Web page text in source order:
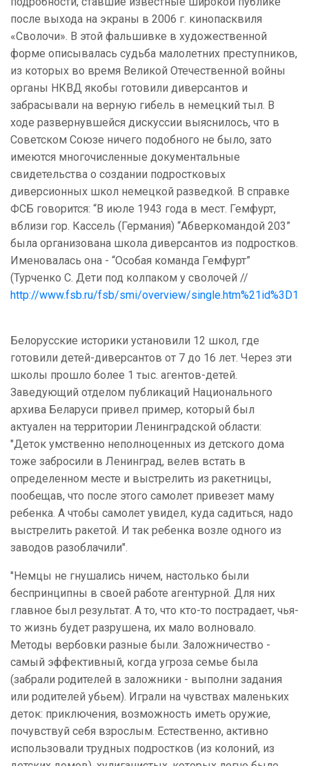
после выхода на экраны в 2006 г. кинопасквиля
«Сволочи». В этой фальшивке в художественной
форме описывалась судьба малолетних преступников,
из которых во время Великой Отечественной войны
органы НКВД якобы готовили диверсантов и
забрасывали на верную гибель в немецкий тыл. В
ходе развернувшейся дискуссии выяснилось, что в
Советском Союзе ничего подобного не было, зато
имеются многочисленные документальные
свидетельства о создании подростковых
диверсионных школ немецкой разведкой. В справке
ФСБ говорится: “В июле 1943 года в мест. Гемфурт,
вблизи гор. Кассель (Германия) “Абверкомандой 203”
была организована школа диверсантов из подростков.
Именовалась она - “Особая команда Гемфурт”
(Турченко С. Дети под колпаком у сволочей //
http://www.fsb.ru/fsb/smi/overview/
Белорусские историки установили 12 школ, где
готовили детей-диверсантов от 7 до 16 лет. Через эти
школы прошло более 1 тыс. агентов-детей.
Заведующий отделом публикаций Национального
архива Беларуси привел пример, который был
актуален на территории Ленинградской области:
"Деток умственно неполноценных из детского дома
тоже забросили в Ленинград, велев встать в
определенном месте и выстрелить из ракетницы,
пообещав, что после этого самолет привезет маму
ребенка. А чтобы самолет увидел, куда садиться, надо
выстрелить ракетой. И так ребенка возле одного из
заводов разоблачили".
"Немцы не гнушались ничем, настолько были
беспринципны в своей работе агентурной. Для них
главное был результат. А то, что кто-то пострадает, чья-
то жизнь будет разрушена, их мало волновало.
Методы вербовки разные были. Заложничество -
самый эффективный, когда угроза семье была
(забрали родителей в заложники - выполни задания
или родителей убьем). Играли на чувствах маленьких
деток: приключения, возможность иметь оружие,
почувствуй себя взрослым. Естественно, активно
использовали трудных подростков (из колоний, из